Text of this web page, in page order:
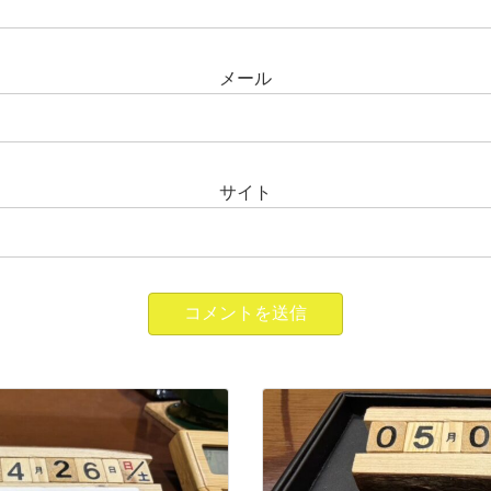
メール
サイト